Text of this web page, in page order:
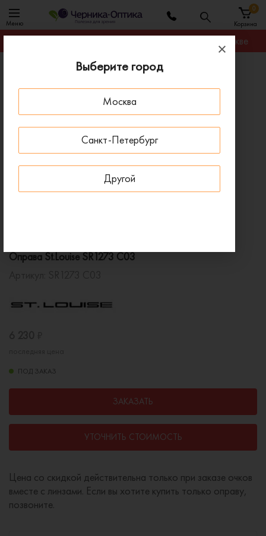
Выберите город
Москва
Санкт-Петербург
Другой
Меню Корзина
0
Гарантируем лучшую цену на любую оправу в Москве
Оправы для очков
Оправа St.Louise SR1273 C03
Оправа St.Louise SR1273 C03
ПОД ЗАКАЗ
ЗАКАЗАТЬ
УТОЧНИТЬ СТОИМОСТЬ
Цена со скидкой действительна только при заказе очков
вместе с линзами. Если вы хотите купить только оправу,
позвоните.
ПОД ЗАКАЗ